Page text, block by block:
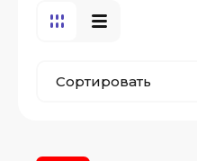
Сортировать